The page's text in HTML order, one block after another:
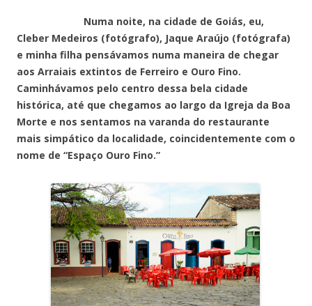
Numa noite, na cidade de Goiás, eu,
Cleber Medeiros (fotógrafo), Jaque Araújo (fotógrafa)
e minha filha pensávamos numa maneira de chegar
aos Arraiais extintos de Ferreiro e Ouro Fino.
Caminhávamos pelo centro dessa bela cidade
histórica, até que chegamos ao largo da Igreja da Boa
Morte e nos sentamos na varanda do restaurante
mais simpático da localidade, coincidentemente com o
nome de “Espaço Ouro Fino.”